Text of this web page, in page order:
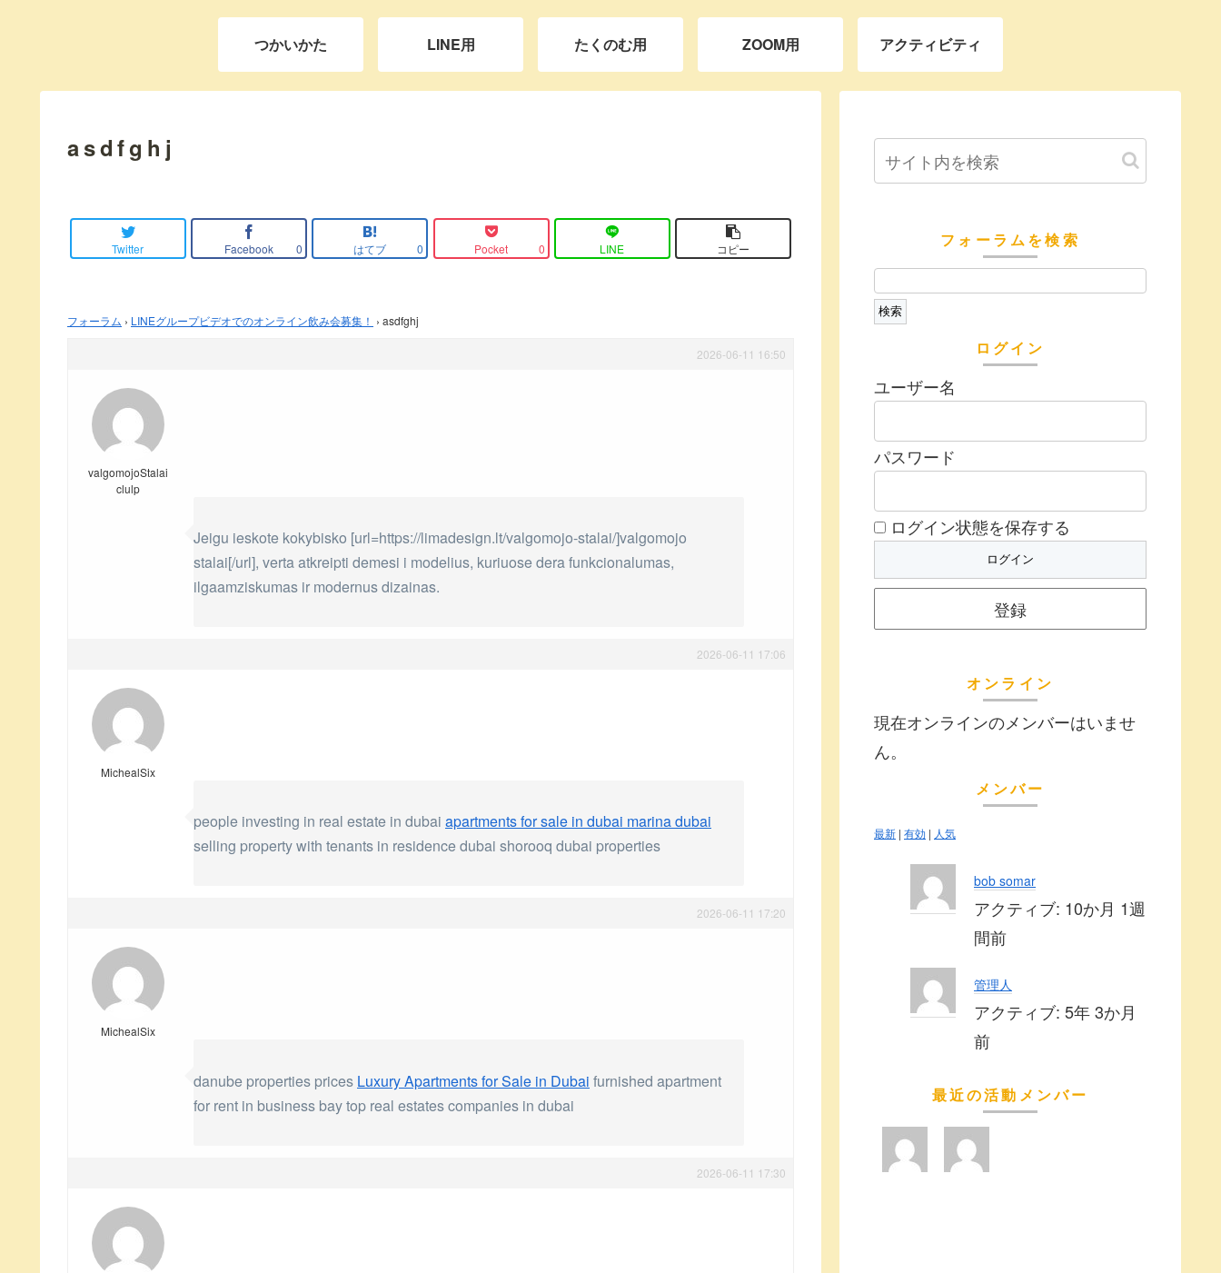
つかいかた LINE用 たくのむ用 ZOOM用 アクティビティ
asdfghj
Twitter Facebook 0 はてブ 0 Pocket 0 LINE コピー
フォーラム › LINEグループビデオでのオンライン飲み会募集！ › asdfghj
2026-06-11 16:50
valgomojoStalai
clulp
Jeigu ieskote kokybisko [url=https://limadesign.lt/valgomojo-stalai/]valgomojo
stalai[/url], verta atkreipti demesi i modelius, kuriuose dera funkcionalumas,
ilgaamziskumas ir modernus dizainas.
2026-06-11 17:06
MichealSix
people investing in real estate in dubai apartments for sale in dubai marina dubai
selling property with tenants in residence dubai shorooq dubai properties
2026-06-11 17:20
MichealSix
danube properties prices Luxury Apartments for Sale in Dubai furnished apartment
for rent in business bay top real estates companies in dubai
2026-06-11 17:30
フォーラムを検索
ログイン
ユーザー名
パスワード
ログイン状態を保存する
登録
オンライン
現在オンラインのメンバーはいませ
ん。
メンバー
最新 | 有効 | 人気
bob somar
アクティブ: 10か月 1週
間前
管理人
アクティブ: 5年 3か月
前
最近の活動メンバー